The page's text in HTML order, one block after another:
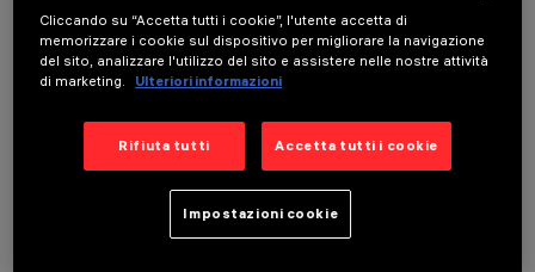
COMPONENTI OPZIONALI
Cliccando su “Accetta tutti i cookie”, l'utente accetta di
memorizzare i cookie sul dispositivo per migliorare la navigazione
del sito, analizzare l'utilizzo del sito e assistere nelle nostre attività
di marketing.
Ulteriori informazioni
Rifiuta tutti Accetta tutti i cookie
Impostazioni cookie